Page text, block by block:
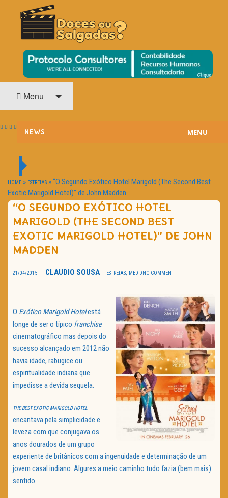
DOCES OU SALGADAS?
O Cinema? Uma Paixão!!
Menu
NEWS
PASSATEMPOS
HOME CINEMA
NOTA PESSOAL
MENU
HOME » ESTREIAS »“O Segundo Exótico Hotel Marigold (The Second Best
Exotic Marigold Hotel)” de John Madden
“O SEGUNDO EXÓTICO HOTEL
MARIGOLD (THE SECOND BEST
EXOTIC MARIGOLD HOTEL)” DE JOHN
MADDEN
21/04/2015 CLAUDIO SOUSA ESTREIAS, MED D NO COMMENT
O Exótico Marigold Hotelestá
longe de ser o típico franchise
cinematográfico mas depois do
sucesso alcançado em 2012 não
havia idade, rabugice ou
espiritualidade indiana que
impedisse a devida sequela.
THE BEST EXOTIC MARIGOLD HOTEL
encantava pela simplicidade e
leveza com que conjugava os
anos dourados de um grupo
experiente de britânicos com a ingenuidade e determinação de um
jovem casal indiano. Algures a meio caminho tudo fazia (bem mais)
sentido.